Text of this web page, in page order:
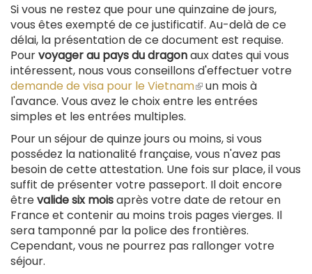
Si vous ne restez que pour une quinzaine de jours,
vous êtes exempté de ce justificatif. Au-delà de ce
délai, la présentation de ce document est requise.
Pourvoyager au pays du dragonaux dates qui vous
intéressent, nous vous conseillons d'effectuer votre
demande de visa pour le Vietnam(le
lien
externe)
un mois à
l'avance. Vous avez le choix entre les entrées
simples et les entrées multiples.
Pour un séjour de quinze jours ou moins, si vous
possédez la nationalité française, vous n'avez pas
besoin de cette attestation. Une fois sur place, il vous
suffit de présenter votre passeport. Il doit encore
êtrevalide six moisaprès votre date de retour en
France et contenir au moins trois pages vierges. Il
sera tamponné par la police des frontières.
Cependant, vous ne pourrez pas rallonger votre
séjour.